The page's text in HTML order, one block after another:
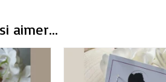
aimer...